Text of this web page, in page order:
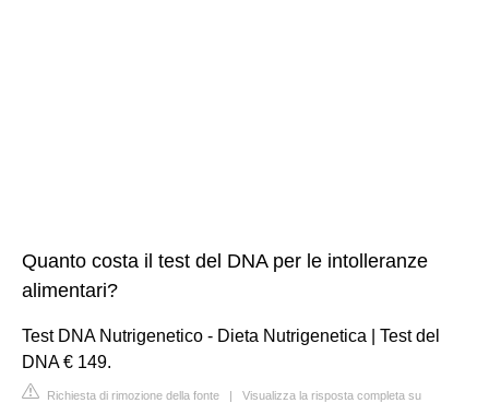
Quanto costa il test del DNA per le intolleranze
alimentari?
Test DNA Nutrigenetico - Dieta Nutrigenetica | Test del
DNA € 149.
Richiesta di rimozione della fonte | Visualizza la risposta completa su